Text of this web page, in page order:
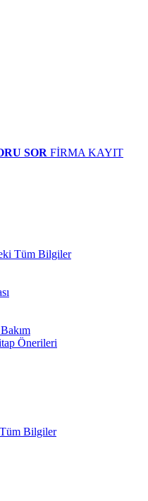
SOR FİRMA KAYIT
Tüm Bilgiler
Önerileri
Bilgiler